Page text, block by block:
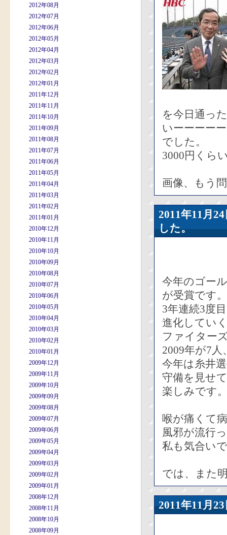
2012年08月
2012年07月
2012年06月
2012年05月
2012年04月
2012年03月
2012年02月
2012年01月
2011年12月
2011年11月
2011年10月
2011年09月
2011年08月
2011年07月
2011年06月
2011年05月
2011年04月
2011年03月
2011年02月
2011年01月
2010年12月
2010年11月
2010年10月
2010年09月
2010年08月
2010年07月
2010年06月
2010年05月
2010年04月
2010年03月
2010年02月
2010年01月
2009年12月
2009年11月
2009年10月
2009年09月
2009年08月
2009年07月
2009年06月
2009年05月
2009年04月
2009年03月
2009年02月
2009年01月
2008年12月
2008年11月
2008年10月
2008年09月
を今日通っ
いーーーー
でした。
3000円くら
画像、もう
2011年11
した。
今年のゴー
が受賞です。
3年連続3度
進化してい
ファイター
2009年が7
今年は糸井
守備を見せ
楽しみです
喉が痛くて
風邪が流行
私も気合い
では、また
2011年11